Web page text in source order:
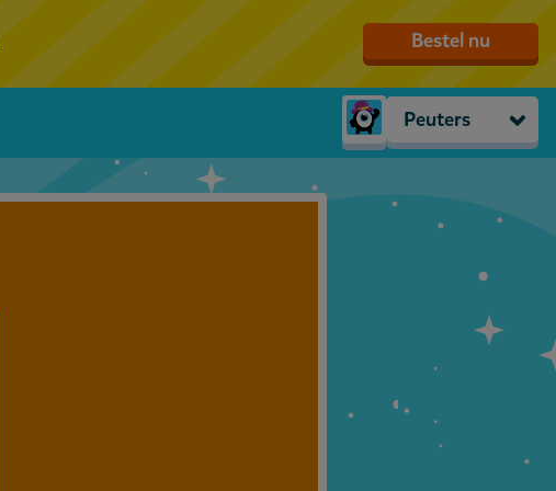
Bestel nu
Peuters
groep 1
groep 4
groep 5